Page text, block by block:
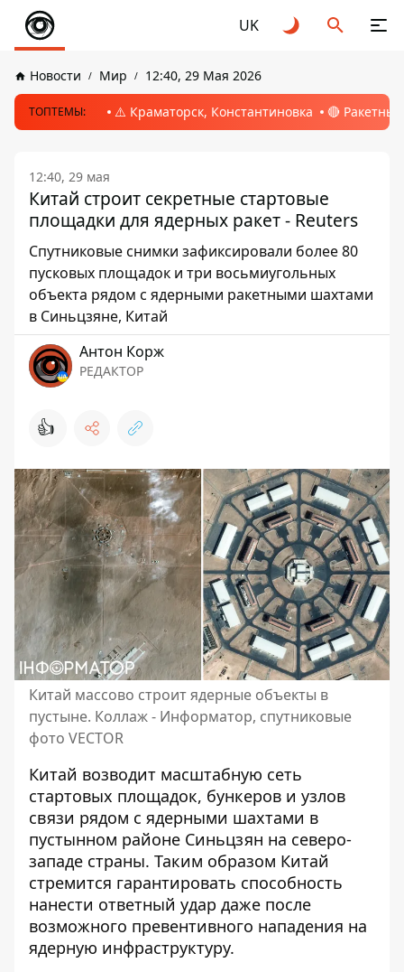
UK
Новости Мир 12:40, 29 Мая 2026
ТОПТЕМЫ: ⚠️ Краматорск, Константиновка 🔴
12:40, 29 мая
Китай строит секретные стартовые
площадки для ядерных ракет - Reuters
Спутниковые снимки зафиксировали более 80
пусковых площадок и три восьмиугольных
объекта рядом с ядерными ракетными шахтами
в Синьцзяне, Китай
Антон Корж
РЕДАКТОР
👍
Китай массово строит ядерные объекты в
пустыне. Коллаж - Информатор, спутниковые
фото VECTOR
Китай возводит масштабную сеть
стартовых площадок, бункеров и узлов
связи рядом с ядерными шахтами в
пустынном районе Синьцзян на северо-
западе страны. Таким образом Китай
стремится гарантировать способность
нанести ответный удар даже после
возможного превентивного нападения на
ядерную инфраструктуру.